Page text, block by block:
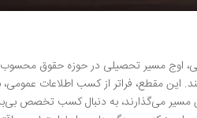
اوج مسیر تحصیلی در حوزه حقوق محسوب
این مقطع، فراتر از کسب اطلاعات
مسیر می‌گذارند، به دنبال کسب تخصص